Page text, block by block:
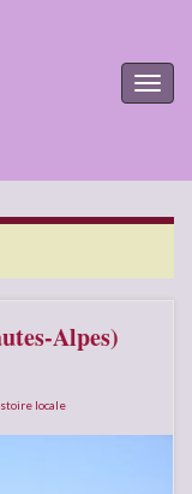
Alpes)
locale